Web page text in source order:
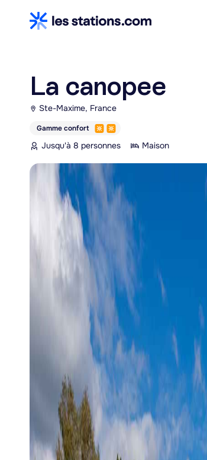
La canopee
Ste-Maxime, France
Gamme confort
Jusqu'à 8 personnes Maison